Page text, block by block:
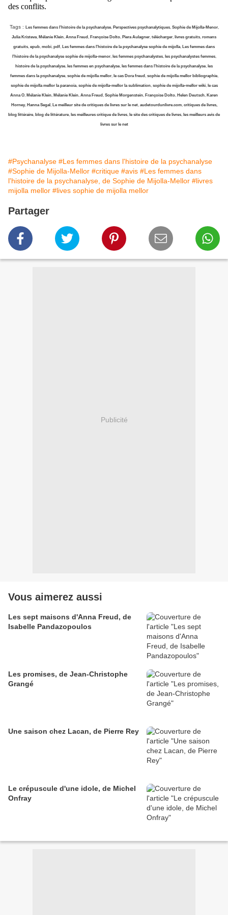
des conflits.
Tags : Les femmes dans l'histoire de la psychanalyse, Perspectives psychanalytiques, Sophie de Mijolla-Menor,
Julia Kristeva, Mélanie Klein, Anna Freud , Françoise Dolto, Piera Aulagner, télécharger, livres gratuits, romans
gratuits, epub, mobi, pdf, Les femmes dans l'histoire de la psychanalyse sophie de mijolla, Les femmes dans
l'histoire de la psychanalyse sophie de mijolla-menor, les femmes psychanalystes, les psychanalystes femmes,
histoire de la psychanalyse, les femmes en psychanalyse, les femmes dans l'histoire de la psychanalyse, les
femmes dans la psychanalyse, sophie de mijolla mellor, le cas Dora freud , sophie de mijolla mellor bibliographie,
sophie de mijolla mellor la paranoia, sophie de mijolla-mellor la sublimation, sophie de mijolla-mellor wiki, le cas
Anna O, Mélanie Klein, Mélanie Klein, Anna Freud , Sophie Morgenstein, Françoise Dolto, Helen Deutsch, Karen
Horney, Hanna Segal, Le meilleur site de critiques de livres sur le net,audetourdunlivre.com,critiques de livres,
blog littéraire, blog de littérature, les meilleures critique de livres, le site des critiques de livres, les meilleurs avis de
livres sur le net
#Psychanalyse #Les femmes dans l'histoire de la psychanalyse
#Sophie de Mijolla-Mellor #critique #avis #Les femmes dans
l'histoire de la psychanalyse, de Sophie de Mijolla-Mellor #livres
mijolla mellor #lives sophie de mijolla mellor
Partager
Publicité
Vous aimerez aussi
Les sept maisons d'Anna Freud, de
Isabelle Pandazopoulos
Les promises, de Jean-Christophe
Grangé
Une saison chez Lacan, de Pierre Rey
Le crépuscule d'une idole, de Michel
Onfray